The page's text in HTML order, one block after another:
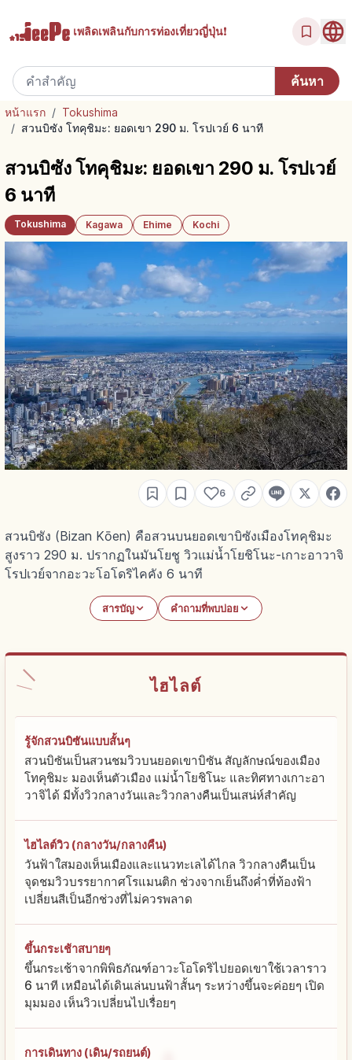
เพลิดเพลินกับการท่องเที่ยวญี่ปุ่น!
หน้าแรก / Tokushima
/ สวนบิซัง โทคุชิมะ: ยอดเขา 290 ม. โรปเวย์ 6 นาที
สวนบิซัง โทคุชิมะ: ยอดเขา 290 ม. โรปเวย์
6 นาที
Tokushima Kagawa Ehime Kochi
6
สวนบิซัง (Bizan Kōen) คือสวนบนยอดเขาบิซังเมืองโทคุชิมะ
สูงราว 290 ม. ปรากฏในมันโยชู วิวแม่น้ำโยชิโนะ-เกาะอาวาจิ
โรปเวย์จากอะวะโอโดริไคคัง 6 นาที
สารบัญ คำถามที่พบบ่อย
ไฮไลต์
รู้จักสวนบิซันแบบสั้นๆ
สวนบิซันเป็นสวนชมวิวบนยอดเขาบิซัน สัญลักษณ์ของเมือง
โทคุชิมะ มองเห็นตัวเมือง แม่น้ำโยชิโนะ และทิศทางเกาะอา
วาจิได้ มีทั้งวิวกลางวันและวิวกลางคืนเป็นเสน่ห์สำคัญ
ไฮไลต์วิว (กลางวัน/กลางคืน)
วันฟ้าใสมองเห็นเมืองและแนวทะเลได้ไกล วิวกลางคืนเป็น
จุดชมวิวบรรยากาศโรแมนติก ช่วงจากเย็นถึงค่ำที่ท้องฟ้า
เปลี่ยนสีเป็นอีกช่วงที่ไม่ควรพลาด
ขึ้นกระเช้าสบายๆ
ขึ้นกระเช้าจากพิพิธภัณฑ์อาวะโอโดริไปยอดเขาใช้เวลาราว
6 นาที เหมือนได้เดินเล่นบนฟ้าสั้นๆ ระหว่างขึ้นจะค่อยๆ เปิด
มุมมอง เห็นวิวเปลี่ยนไปเรื่อยๆ
การเดินทาง (เดิน/รถยนต์)